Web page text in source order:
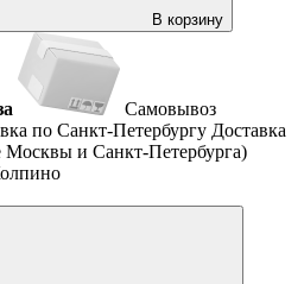
В корзину
Самовывоз
по Санкт-Петербургу Доставка
Москвы и Санкт-Петербурга)